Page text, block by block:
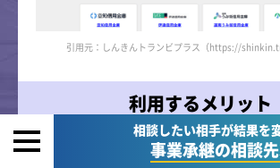
引用元：しんきんトランビプラス（https://
利用するメリット
相談したい相手が結果を
事業承継の相談